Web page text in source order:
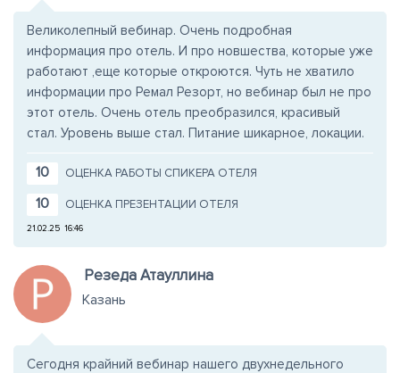
Великолепный вебинар. Очень подробная
информация про отель. И про новшества, которые уже
работают ,еще которые откроются. Чуть не хватило
информации про Ремал Резорт, но вебинар был не про
этот отель. Очень отель преобразился, красивый
стал. Уровень выше стал. Питание шикарное, локации.
10 ОЦЕНКА РАБОТЫ СПИКЕРА ОТЕЛЯ
10 ОЦЕНКА ПРЕЗЕНТАЦИИ ОТЕЛЯ
16:46
21.02.25
Резеда Атауллина
Казань
Сегодня крайний вебинар нашего двухнедельного